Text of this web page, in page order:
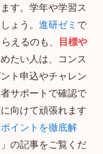
す。学年や学習ス
ょう。 進研ゼミ で
えるのも、
目標や
たい人は、コンス
ト申込やチャレン
サポートで確認で
向けて頑張れます
イントを徹底解
」の記事をご覧くだ